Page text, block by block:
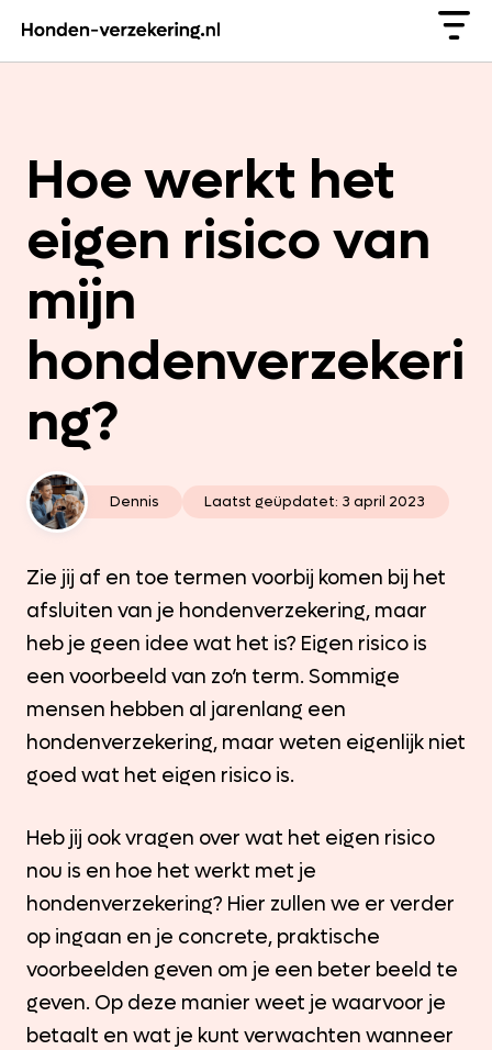
Hoe werkt het
eigen risico van
mijn
hondenverzekeri
ng?
Dennis Laatst geüpdatet: 3 april 2023
Zie jij af en toe termen voorbij komen bij het
afsluiten van je hondenverzekering, maar
heb je geen idee wat het is? Eigen risico is
een voorbeeld van zo’n term. Sommige
mensen hebben al jarenlang een
hondenverzekering, maar weten eigenlijk niet
goed wat het eigen risico is.
Heb jij ook vragen over wat het eigen risico
nou is en hoe het werkt met je
hondenverzekering? Hier zullen we er verder
op ingaan en je concrete, praktische
voorbeelden geven om je een beter beeld te
geven. Op deze manier weet je waarvoor je
betaalt en wat je kunt verwachten wanneer